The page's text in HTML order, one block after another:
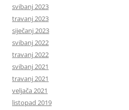
svibanj 2023
travanj 2023
siječanj 2023
svibanj 2022
travanj 2022
svibanj 2021
travanj 2021
veljača 2021
listopad 2019